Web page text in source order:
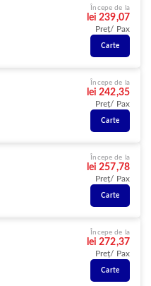
Începe de la
lei 239,07
Preț/ Pax
Carte
Începe de la
lei 242,35
Preț/ Pax
Carte
Începe de la
lei 257,78
Preț/ Pax
Carte
Începe de la
lei 272,37
Preț/ Pax
Carte